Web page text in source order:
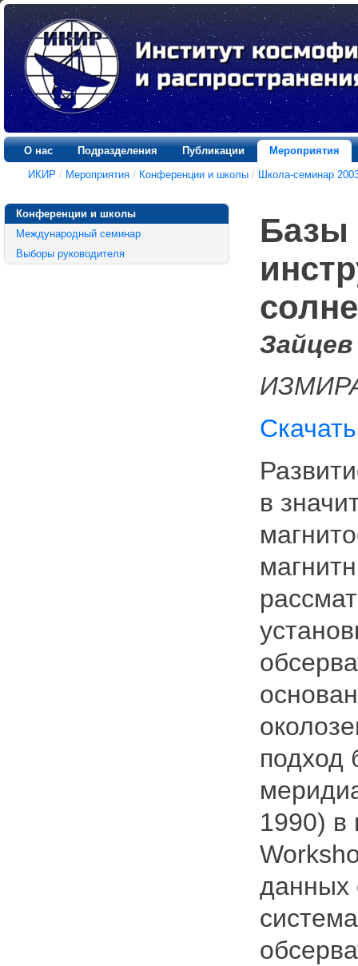
О нас Подразделения Публикации
Мероприятия
ИКИР / Мероприятия / Конференции и школы / Школа-семинар
Конференции и школы
Международный семинар
Выборы руководителя
Базы
в
подход
1990)
данных